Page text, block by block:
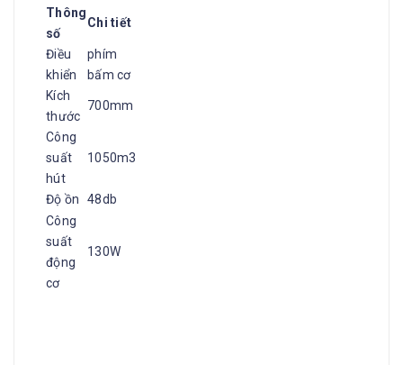
Thông
số
Chi tiết
Điều
khiển
phím
bấm cơ
Kích
thước
700mm
Công
suất
hút
1050m3
Độ ồn
48db
Công
suất
động
cơ
130W